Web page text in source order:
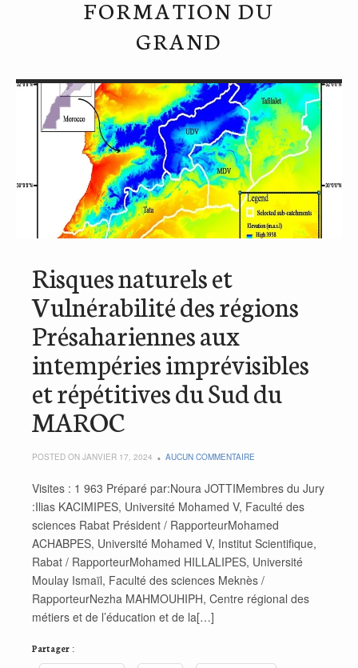
FORMATION DU
GRAND
Risques naturels et
Vulnérabilité des régions
Présahariennes aux
intempéries imprévisibles
et répétitives du Sud du
MAROC
POSTED ON JANVIER 17, 2024 AUCUN COMMENTAIRE
Visites : 1 963 Préparé par:Noura JOTTIMembres du Jury
:Ilias KACIMIPES, Université Mohamed V, Faculté des
sciences Rabat Président / RapporteurMohamed
ACHABPES, Université Mohamed V, Institut Scientifique,
Rabat / RapporteurMohamed HILLALIPES, Université
Moulay Ismaïl, Faculté des sciences Meknès /
RapporteurNezha MAHMOUHIPH, Centre régional des
métiers et de l’éducation et de la[…]
Partager :